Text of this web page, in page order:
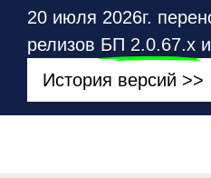
20 июля 2026г.
релизов БП 2.0.67.х и
История версий >>